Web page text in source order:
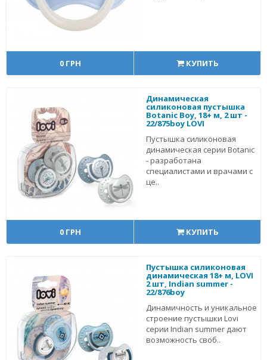
0 ГРН КУПИТЬ
Динамическая
силиконовая пустышка
Botanic Вoy, 18+ м, 2 шт -
22/875boy LOVI
Пустышка силиконовая
динамическая серии Botanic
- разработана
специалистами и врачами с
це..
0 ГРН КУПИТЬ
Пустышка силиконовая
динамическая 18+ м, LOVI
2 шт, Indian summer -
22/876boy
Динамичность и уникальное
строение пустышки Lovi
серии Indian summer дают
возможность своб..